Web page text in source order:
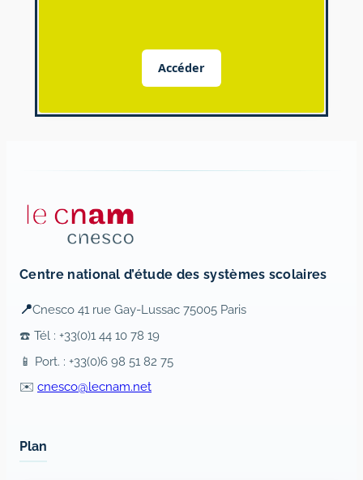
Accéder
Centre national d’étude des systèmes scolaires
📍Cnesco 41 rue Gay-Lussac 75005 Paris
☎️ Tél : +33(0)1 44 10 78 19
📱 Port. : +33(0)6 98 51 82 75
✉️ cnesco@lecnam.net
Plan